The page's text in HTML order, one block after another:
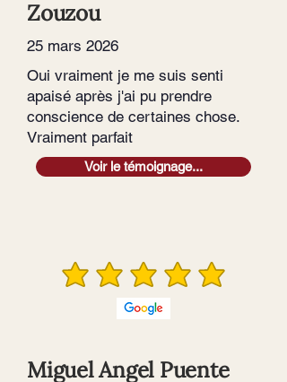
Zouzou
25 mars 2026
Oui vraiment je me suis senti
apaisé après j'ai pu prendre
conscience de certaines chose.
Vraiment parfait
Voir le témoignage...
Miguel Angel Puente